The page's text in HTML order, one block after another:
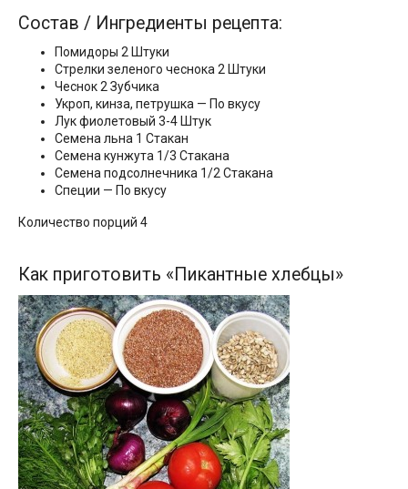
Состав / Ингредиенты рецепта:
Помидоры 2 Штуки
Стрелки зеленого чеснока 2 Штуки
Чеснок 2 Зубчика
Укроп, кинза, петрушка — По вкусу
Лук фиолетовый 3-4 Штук
Семена льна 1 Стакан
Семена кунжута 1/3 Стакана
Семена подсолнечника 1/2 Стакана
Специи — По вкусу
Количество порций 4
Как приготовить «Пикантные хлебцы»